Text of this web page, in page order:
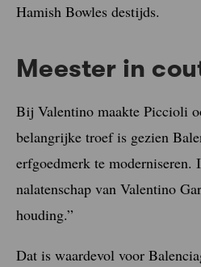
Hamish Bowles destijds.
Meester in
Bij Valentino maakte Piccioli
belangrijke troef is gezien
erfgoedmerk te moderniseren.
nalatenschap van Valentino
houding.”
Dat is waardevol voor